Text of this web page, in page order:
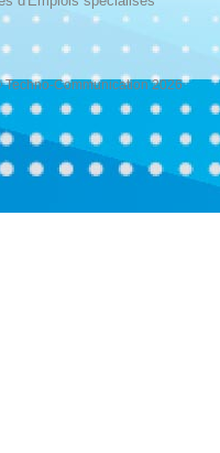
Techno-Communication 2026